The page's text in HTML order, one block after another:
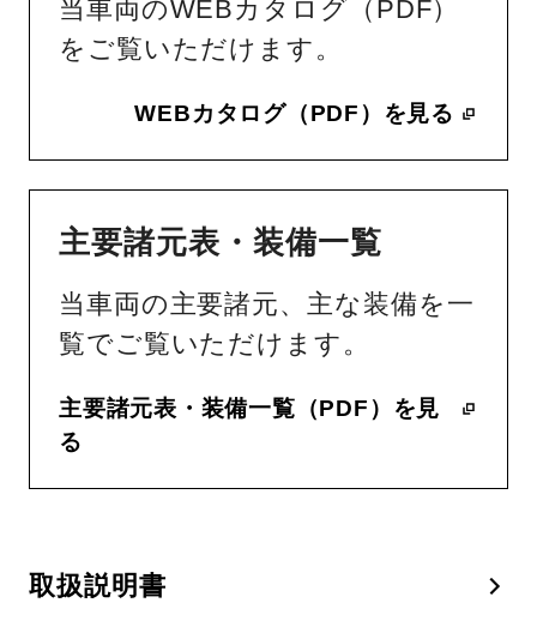
当車両のWEBカタログ（PDF）
をご覧いただけます。
WEBカタログ（PDF）を見る
主要諸元表・装備一覧
当車両の主要諸元、主な装備を一
覧でご覧いただけます。
主要諸元表・装備一覧（PDF）を見
る
取扱説明書